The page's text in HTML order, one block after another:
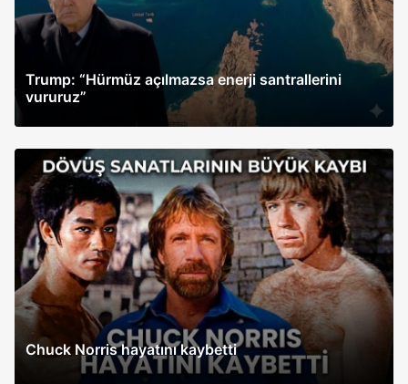
Trump: “Hürmüz açılmazsa enerji santrallerini
vururuz”
Chuck Norris hayatını kaybetti